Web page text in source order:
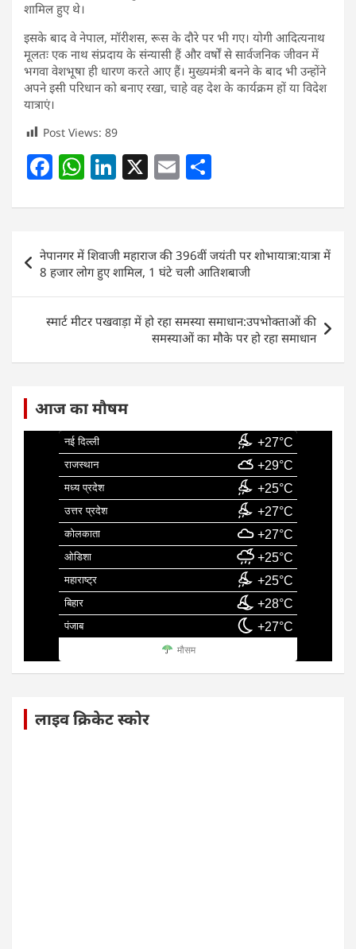
शामिल हुए थे।
इसके बाद वे नेपाल, मॉरीशस, रूस के दौरे पर भी गए। योगी आदित्यनाथ
मूलतः एक नाथ संप्रदाय के संन्यासी हैं और वर्षों से सार्वजनिक जीवन में
भगवा वेशभूषा ही धारण करते आए हैं। मुख्यमंत्री बनने के बाद भी उन्होंने
अपने इसी परिधान को बनाए रखा, चाहे वह देश के कार्यक्रम हों या विदेश
यात्राएं।
Post Views: 89
F
c
e
b
o
o
W
at
s
A
p
p
Li
k
e
dI
n
X E
ai
l
ar
e
Post
navigation
नेपानगर में शिवाजी महाराज की 396वीं जयंती पर शोभायात्रा:यात्रा में
8 हजार लोग हुए शामिल, 1 घंटे चली आतिशबाजी
स्मार्ट मीटर पखवाड़ा में हो रहा समस्या समाधान:उपभोक्ताओं की
समस्याओं का मौके पर हो रहा समाधान
आज का मौषम
नई दिल्ली +27°C
राजस्थान +29°C
मध्य प्रदेश +25°C
उत्तर प्रदेश +27°C
कोलकाता +27°C
ओडिशा +25°C
महाराष्ट्र +25°C
बिहार +28°C
पंजाब +27°C
मौसम
लाइव क्रिकेट स्कोर